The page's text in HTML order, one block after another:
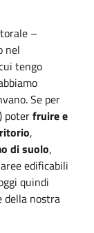
–
nel
tengo
Se per
poterfruire e
,
di suolo,
edificabili
quindi
della nostra